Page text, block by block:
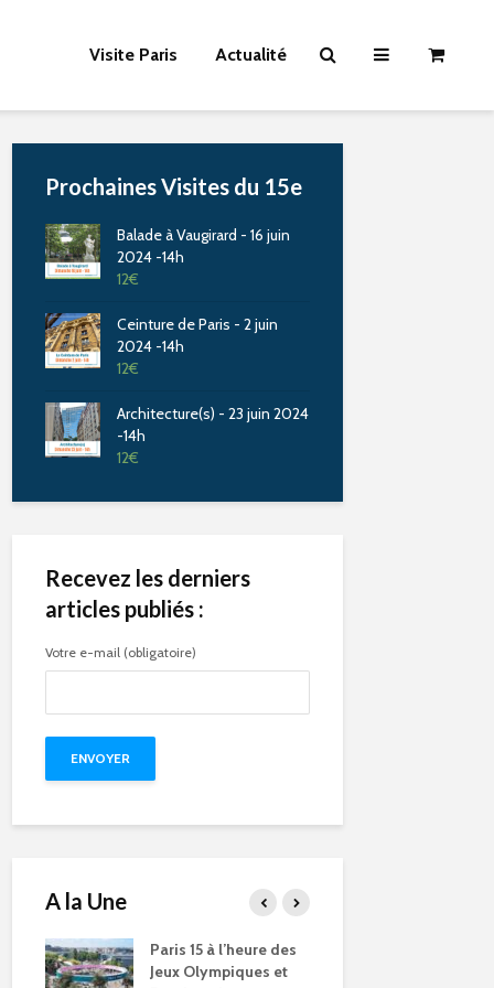
Visite Paris Actualité
Prochaines Visites du 15e
Balade à Vaugirard - 16 juin
2024 -14h
12€
Ceinture de Paris - 2 juin
2024 -14h
12€
Architecture(s) - 23 juin 2024
-14h
12€
Recevez les derniers
articles publiés :
Votre e-mail (obligatoire)
A la Une
Compétitions, flamme
olympique… les Jeux